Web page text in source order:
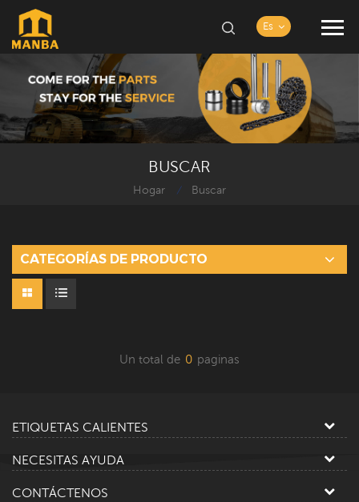
Es
BUSCAR
Hogar / Buscar
CATEGORÍAS DE PRODUCTO
Un total de 0 paginas
ETIQUETAS CALIENTES
NECESITAS AYUDA
CONTÁCTENOS